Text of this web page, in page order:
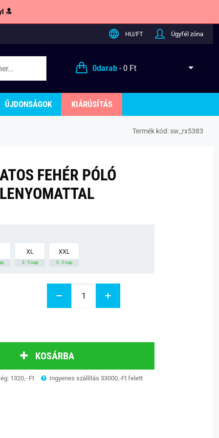
🔝
HU/FT Ügyfél zóna
0darab- 0 Ft
ÚJDONSÁGOK KIÁRÚSÍTÁS
Termék kód: sw_rx5383
FEHÉR PÓLÓ
LENYOMATTAL
XL
3 - 5 nap
XXL
3 - 5 nap
KOSÁRBA
1320,- Ft Ingyenes szállítás 33000,-Ft felett